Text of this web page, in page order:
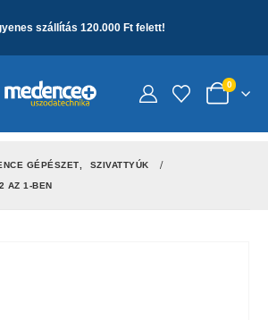
szállítás 120.000 Ft felett!
0
GÉPÉSZET SZIVATTYÚK
AZ 1-BEN